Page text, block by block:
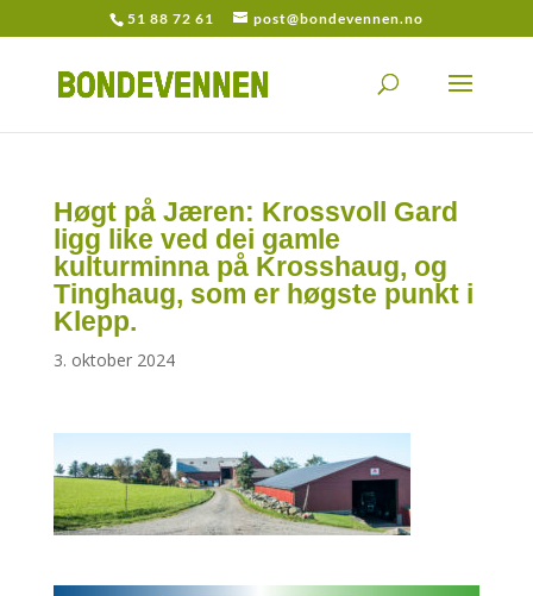
51 88 72 61 post@bondevennen.no
Høgt på Jæren: Krossvoll Gard
ligg like ved dei gamle
kulturminna på Krosshaug, og
Tinghaug, som er høgste punkt i
Klepp.
3. oktober 2024